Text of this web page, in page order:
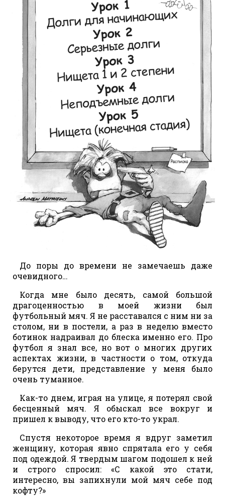
До поры до времени не замечаешь даже
очевидного…
Когда мне было десять, самой большой
драгоценностью в моей жизни был
футбольный мяч. Я не расставался с ним ни за
столом, ни в постели, а раз в неделю вместо
ботинок надраивал до блеска именно его. Про
футбол я знал все, но вот о многих других
аспектах жизни, в частности о том, откуда
берутся дети, представление у меня было
очень туманное.
Как-то днем, играя на улице, я потерял свой
бесценный мяч. Я обыскал все вокруг и
пришел к выводу, что его кто-то украл.
Спустя некоторое время я вдруг заметил
женщину, которая явно спрятала его у себя
под одеждой. Я твердым шагом подошел к ней
и строго спросил: «С какой это стати,
интересно, вы запихнули мой мяч себе под
кофту?»